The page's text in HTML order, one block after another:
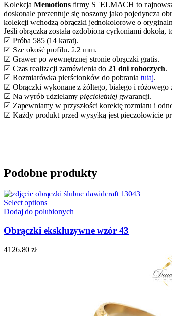
Kolekcja Memotions firmy STELMACH to
doskonale prezentuje się noszony jako pojedyncza
kolekcji wchodzą obrączki jednokolorowe o
Jeśli obrączka została ozdobiona cyrkoniami
☑ Próba 585 (14 karat).
☑ Szerokość profilu: 2.2 mm.
☑ Grawer po wewnętrznej stronie obrączki gratis.
☑ Czas realizacji zamówienia do 21 dni roboczych.
☑ Rozmiarówka pierścionków do pobrania tutaj.
☑ Obrączki wykonane z żółtego, białego i różowego
☑ Na wyrób udzielamy pięcioletniej gwarancji.
☑ Zapewniamy w przyszłości korektę rozmiaru i
☑ Każdy produkt przed wysyłką jest pieczołowicie
Podobne produkty
Select options
Dodaj do polubionych
Obrączki ekskluzywne wzór 43
4126.80 zł